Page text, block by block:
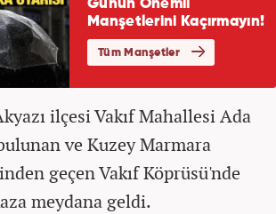
ilçesi Vakıf Mahallesi Ada
ve Kuzey Marmara
geçen Vakıf Köprüsü'nde
meydana geldi.